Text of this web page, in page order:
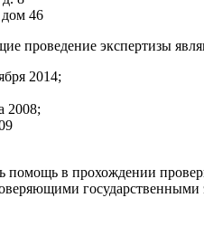
46
проведение экспертизы
2014;
2008;
в прохождении
государственными